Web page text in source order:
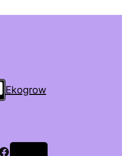
Ekogrow